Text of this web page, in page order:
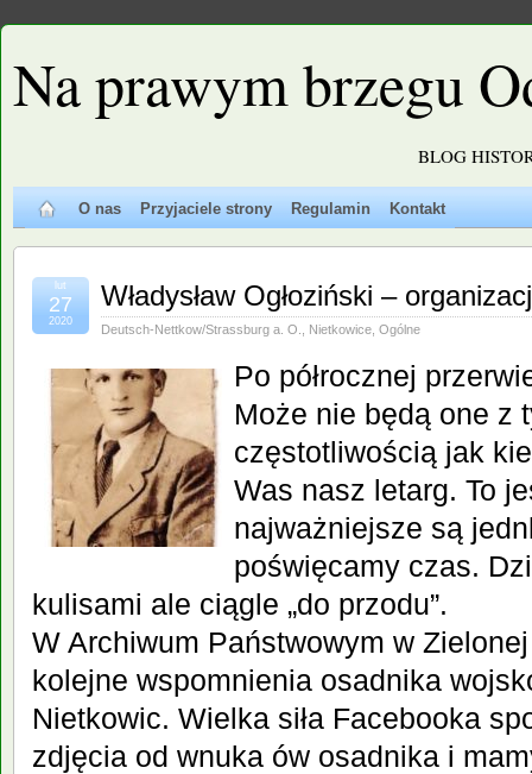
Na prawym brzegu
BLOG
O nas Przyjaciele strony Regulamin Kontakt
Władysław Ogłoziński –
Deutsch-Nettkow/Strassburg a. O. Nietkowice Ogólne
lut
27
2020
Po półrocznej
Może nie będą one z
częstotliwością jak
Was nasz letarg. To
najważniejsze są
poświęcamy czas.
kulisami ale ciągle „do przodu”.
W Archiwum Państwowym w
kolejne wspomnienia osadnika
Nietkowic. Wielka siła Facebooka
zdjęcia od wnuka ów osadnika i